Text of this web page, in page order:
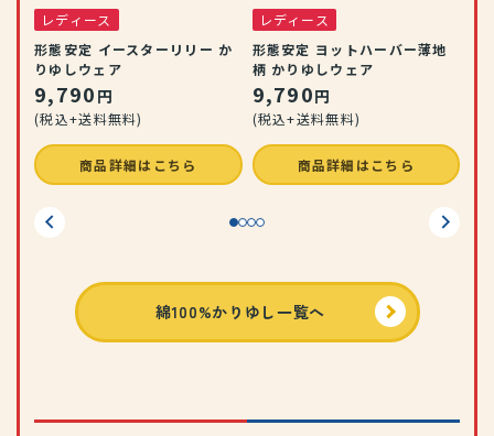
レディース
形態安定 イースターリリー か
りゆしウェア
9,790 円
(税込+送料無料)
商品詳細はこちら
レディース
形態安定 ヨットハーバー薄地
柄 かりゆしウェア
9,790円
(税込+送料無料)
商品詳細はこちら
綿100%かりゆし一覧へ